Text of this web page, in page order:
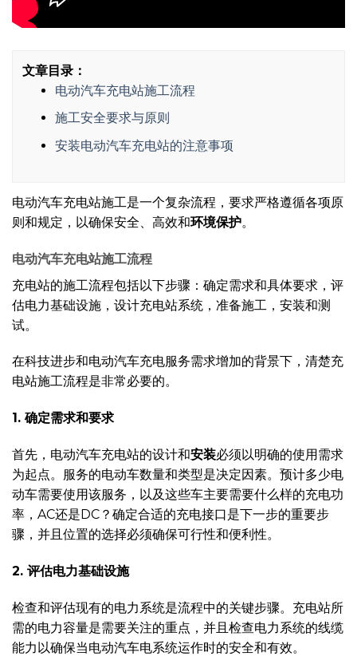
文章目录：
电动汽车充电站施工流程
施工安全要求与原则
安装电动汽车充电站的注意事项
电动汽车充电站施工是一个复杂流程，要求严格遵循各项原
则和规定，以确保安全、高效和环境保护。
电动汽车充电站施工流程
充电站的施工流程包括以下步骤：确定需求和具体要求，评
估电力基础设施，设计充电站系统，准备施工，安装和测
试。
在科技进步和电动汽车充电服务需求增加的背景下，清楚充
电站施工流程是非常必要的。
1. 确定需求和要求
首先，电动汽车充电站的设计和安装必须以明确的使用需求
为起点。服务的电动车数量和类型是决定因素。预计多少电
动车需要使用该服务，以及这些车主要需要什么样的充电功
率，AC还是DC？确定合适的充电接口是下一步的重要步
骤，并且位置的选择必须确保可行性和便利性。
2. 评估电力基础设施
检查和评估现有的电力系统是流程中的关键步骤。充电站所
需的电力容量是需要关注的重点，并且检查电力系统的线缆
能力以确保当电动汽车电系统运作时的安全和有效。